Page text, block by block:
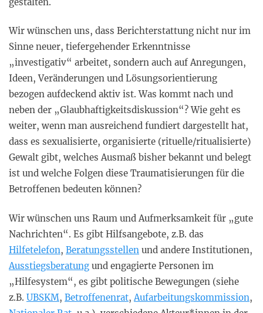
Wir wünschen uns, dass Berichterstattung nicht nur im
Sinne neuer, tiefergehender Erkenntnisse
„investigativ“ arbeitet, sondern auch auf Anregungen,
Ideen, Veränderungen und Lösungsorientierung
bezogen aufdeckend aktiv ist. Was kommt nach und
neben der „Glaubhaftigkeitsdiskussion“? Wie geht es
weiter, wenn man ausreichend fundiert dargestellt hat,
dass es sexualisierte, organisierte (rituelle/ritualisierte)
Gewalt gibt, welches Ausmaß bisher bekannt und belegt
ist und welche Folgen diese Traumatisierungen für die
Betroffenen bedeuten können?
Wir wünschen uns Raum und Aufmerksamkeit für „gute
Nachrichten“. Es gibt Hilfsangebote, z.B. das
Hilfetelefon, Beratungsstellen und andere Institutionen,
Ausstiegsberatung und engagierte Personen im
„Hilfesystem“, es gibt politische Bewegungen (siehe
z.B. UBSKM, Betroffenenrat, Aufarbeitungskommission,